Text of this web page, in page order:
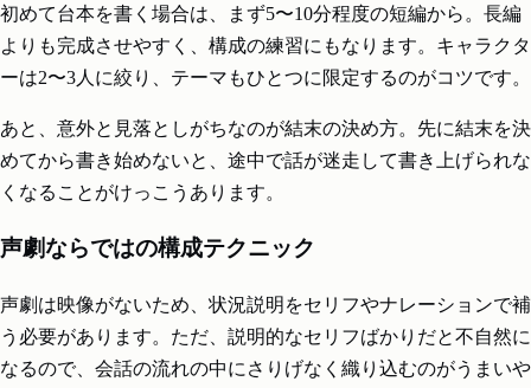
初めて台本を書く場合は、まず5〜10分程度の短編から。長編
よりも完成させやすく、構成の練習にもなります。キャラクタ
ーは2〜3人に絞り、テーマもひとつに限定するのがコツです。
あと、意外と見落としがちなのが結末の決め方。先に結末を決
めてから書き始めないと、途中で話が迷走して書き上げられな
くなることがけっこうあります。
声劇ならではの構成テクニック
声劇は映像がないため、状況説明をセリフやナレーションで補
う必要があります。ただ、説明的なセリフばかりだと不自然に
なるので、会話の流れの中にさりげなく織り込むのがうまいや